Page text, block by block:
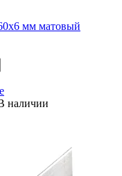
мм матовый
наличии